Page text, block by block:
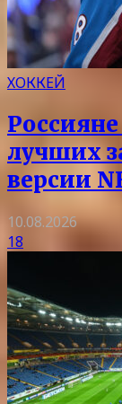
ХОККЕЙ
лучших
версии
10.08.2026
18